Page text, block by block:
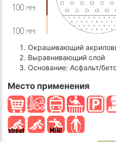
Окрашивающий
Выравнивающий слой
Основание: Асфальт/
Место применения